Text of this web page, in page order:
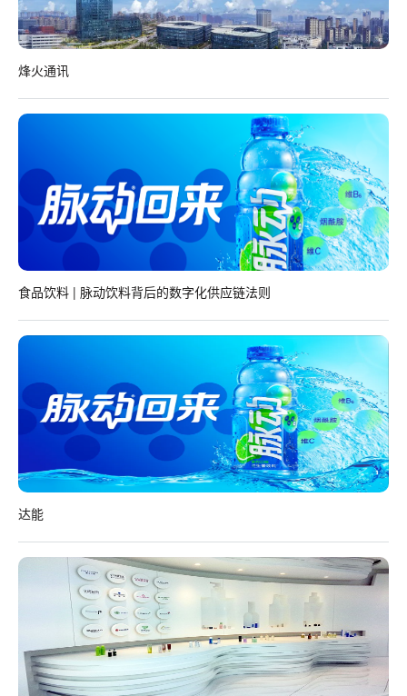
烽火通讯
食品饮料 | 脉动饮料背后的数字化供应链法则
达能